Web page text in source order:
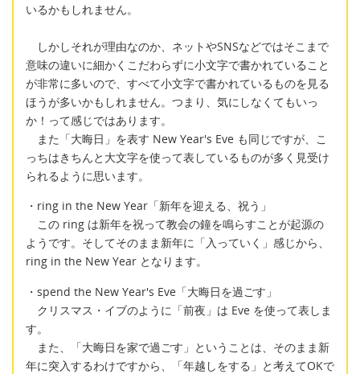
いるかもしれません。
しかしそれが理由なのか、ネットやSNSなどではそこまで
意味の違いに細かくこだわらずに小文字で書かれていること
が非常に多いので、すべて小文字で書かれているものを見る
ほうが多いかもしれません。つまり、気にしなくてもいっ
か！って感じではあります。
また「大晦日」を表す New Year's Eve も同じですが、こ
っちはきちんと大文字を使って表しているものが多く見受け
られるように思います。
・ring in the New Year「新年を迎える、祝う」
この ring は新年を祝って教会の鐘を鳴らすことが起源の
ようです。そしてそのまま新年に「入っていく」感じから、
ring in the New Year となります。
・spend the New Year's Eve「大晦日を過ごす」
クリスマス・イブのように「前夜」は Eve を使って表しま
す。
また、「大晦日を家で過ごす」ということは、そのまま新
年に突入するわけですから、「年越しをする」と考えてOKで